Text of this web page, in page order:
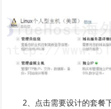
2、点击需要设计的套餐